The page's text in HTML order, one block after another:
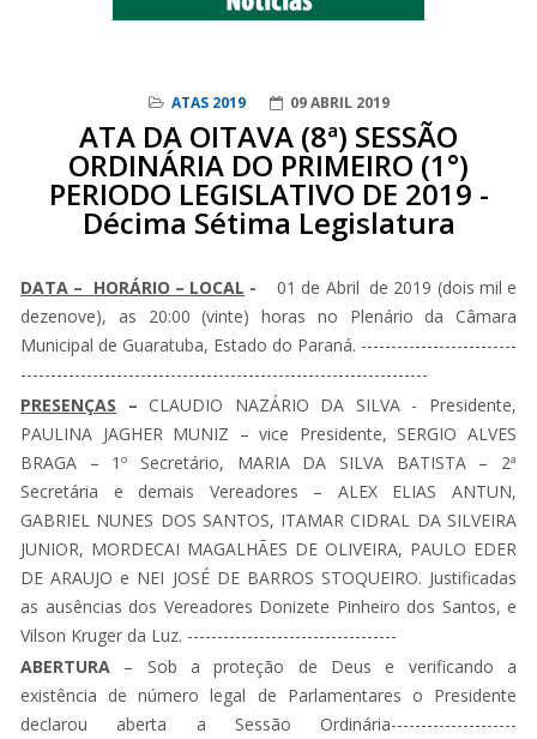
ATAS 2019 09 ABRIL 2019
ATA DA OITAVA (8ª) SESSÃO
ORDINÁRIA DO PRIMEIRO (1°)
PERIODO LEGISLATIVO DE 2019 -
Décima Sétima Legislatura
DATA – HORÁRIO – LOCAL -
01 de Abril de 2019 (dois mil e
dezenove), as 20:00 (vinte) horas no Plenário da Câmara
Municipal de Guaratuba, Estado do Paraná. --------------------------
--------------------------------------------------------------------
PRESENÇAS –CLAUDIO NAZÁRIO DA SILVA - Presidente,
PAULINA JAGHER MUNIZ – vice Presidente, SERGIO ALVES
BRAGA – 1º Secretário, MARIA DA SILVA BATISTA – 2ª
Secretária e demais Vereadores – ALEX ELIAS ANTUN,
GABRIEL NUNES DOS SANTOS, ITAMAR CIDRAL DA SILVEIRA
JUNIOR, MORDECAI MAGALHÃES DE OLIVEIRA, PAULO EDER
DE ARAUJO e NEI JOSÉ DE BARROS STOQUEIRO. Justificadas
as ausências dos Vereadores Donizete Pinheiro dos Santos, e
Vilson Kruger da Luz. -----------------------------------
ABERTURA – Sob a proteção de Deus e verificando a
existência de número legal de Parlamentares o Presidente
declarou aberta a Sessão Ordinária---------------------